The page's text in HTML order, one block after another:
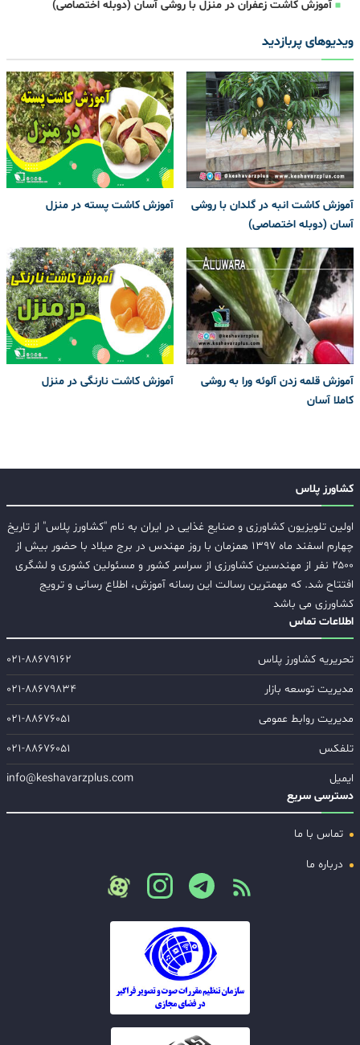
آموزش کاشت زعفران در منزل با روشی آسان (دوبله اختصاصی)
ویدیوهای پربازدید
آموزش کاشت انبه در گلدان با روشی
آسان (دوبله اختصاصی)
آموزش کاشت پسته در منزل
آموزش قلمه زدن آلوئه ورا به روشی
کاملا آسان
آموزش کاشت نارنگی در منزل
کشاورز پلاس
اولین تلویزیون کشاورزی و صنایع غذایی در ایران به نام "کشاورز پلاس" از تاریخ
چهارم اسفند ماه ۱۳۹۷ همزمان با روز مهندس در برج میلاد با حضور بیش از
۲۵۰۰ نفر از مهندسین کشاورزی از سراسر کشور و مسئولین کشوری و لشگری
افتتاح شد. که مهمترین رسالت این رسانه آموزش، اطلاع رسانی و ترویج
کشاورزی می باشد
اطلاعات تماس
تحریریه کشاورز پلاس
۰۲۱-۸۸۶۷۹۱۶۲
مدیریت توسعه بازار
۰۲۱-۸۸۶۷۹۸۳۴
مدیریت روابط عمومی
۰۲۱-۸۸۶۷۶۰۵۱
تلفکس
۰۲۱-۸۸۶۷۶۰۵۱
ایمیل
info@keshavarzplus.com
دسترسی سریع
تماس با ما
درباره ما